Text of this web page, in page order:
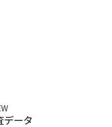
データ